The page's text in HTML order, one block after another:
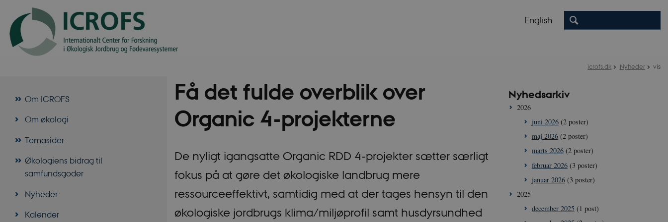
English
icrofs.dk Nyheder vis
Om ICROFS
Om økologi
Temasider
Økologiens bidrag til
samfundsgoder
Nyheder
Kalender
Få det fulde overblik over
Organic 4-projekterne
De nyligt igangsatte Organic RDD 4-projekter sætter særligt
fokus på at gøre det økologiske landbrug mere
ressourceeffektivt, samtidig med at der tages hensyn til den
økologiske jordbrugs klima/miljøprofil samt husdyrsundhed
Nyhedsarkiv
2026
juni 2026(2 poster)
maj 2026(2 poster)
marts 2026(2 poster)
februar 2026(3 poster)
januar 2026(3 poster)
2025
december 2025 (1 post)